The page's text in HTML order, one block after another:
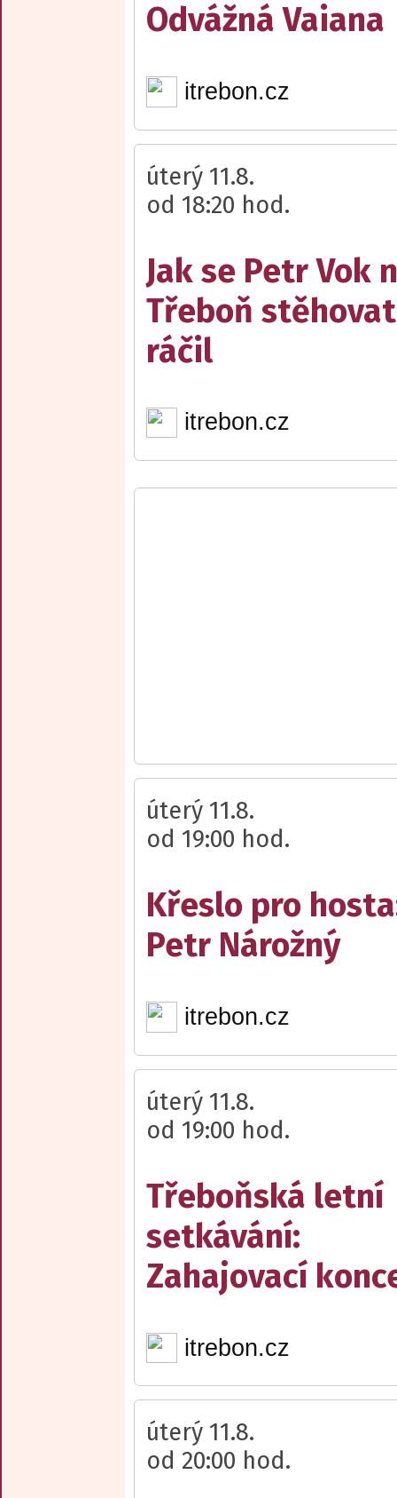
Odvážná Vaiana
itrebon.cz
úterý 11.8.
od 18:20 hod.
Jak se Petr Vok
Třeboň
ráčil
itrebon.cz
úterý 11.8.
od 19:00 hod.
Křeslo pro
Petr Nárožný
itrebon.cz
úterý 11.8.
od 19:00 hod.
Třeboňská letní
setkávání:
Zahajovací
itrebon.cz
úterý 11.8.
od 20:00 hod.